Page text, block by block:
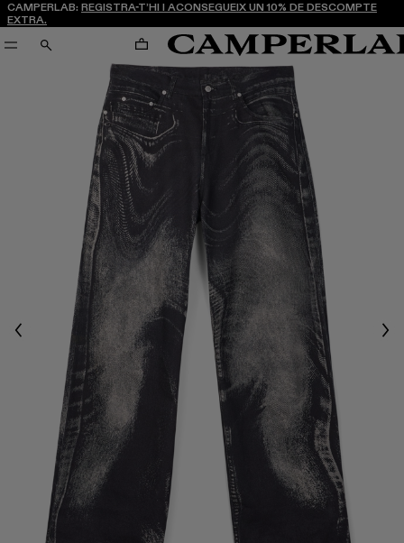
CAMPERLAB: REGISTRA-T’HI I ACONSEGUEIX UN 10% DE DESCOMPTE
EXTRA.
CERCA CARRO
Previous